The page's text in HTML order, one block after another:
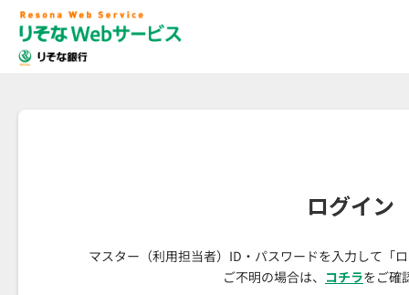
ログイン
マスター（利用担当者）ID・パスワードを入力して「
ご不明の場合は、 コチラをご確